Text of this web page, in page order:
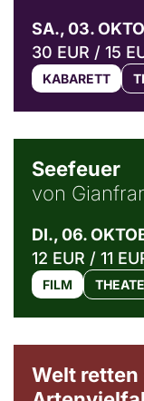
SA., 03.
30 EUR / 15
KABARETT
Seefeuer
von
DI., 06.
12 EUR / 11
FILM
Welt retten